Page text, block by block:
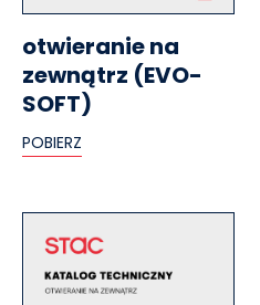
otwieranie na
zewnątrz (EVO-
SOFT)
POBIERZ